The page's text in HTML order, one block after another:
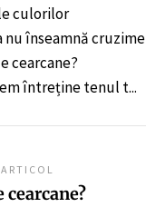
culorilor
nu înseamnă cruzime
cearcane?
întreține tenul t...
cearcane?